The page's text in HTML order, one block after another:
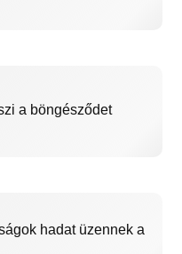
a böngésződet
hadat üzennek a